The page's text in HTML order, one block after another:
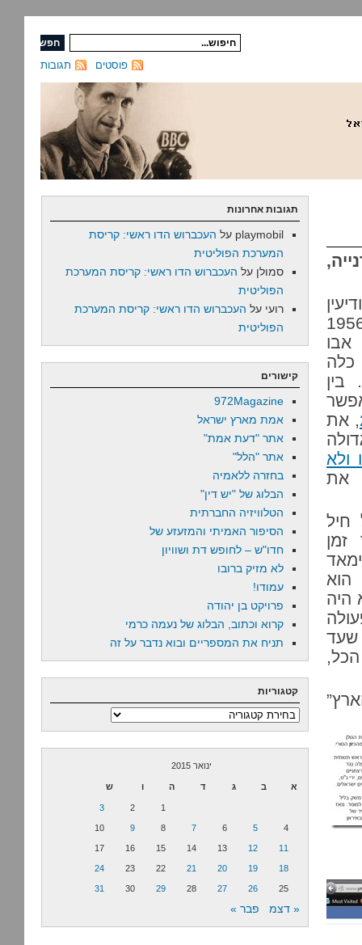
תגובות פוסטים
החל מזיוף תקיפות של פדאיון ב-1956
אבו
לדפוק את אש”ף” של רפול ב-1982, כלה
, את
ולא
את
חיל
זמן
הוא
היה
שעד
ג’וניור, בן 20 בסך הכל,
תגובות אחרונות
playmobil על העכברוש הדו ראשי: קריסת
המערכת הפוליטית
סמולן על העכברוש הדו ראשי: קריסת המערכת
הפוליטית
רועי על העכברוש הדו ראשי: קריסת המערכת
הפוליטית
קישורים
972Magazine
אמת מארץ ישראל
אתר "דעת אמת"
אתר "הלל"
בחזרה ללאמיה
הבלוג של "יש דין"
הטלוויזיה החברתית
הסיפור האמיתי והמזעזע של
חדו"ש – לחופש דת ושוויון
לא מזיק ברובו
עמודו!
פרויקט בן יהודה
קרוא וכתוב, הבלוג של נעמה כרמי
תניח את המספריים ובוא נדבר על זה
קטגוריות
קטגוריות
ינואר 2015
א ב ג ד ה ו ש
1
2
3
4
5
6
7
8
9
10
11
12
13
14
15
16
17
18
19
20
21
22
23
24
25
26
27
28
29
30
31
« דצמ פבר »